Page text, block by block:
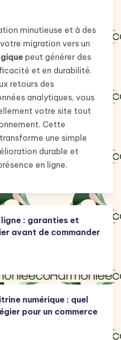
minutieuse et à des
migration vers un
peut générer des
et en durabilité.
retours des
analytiques, vous
votre site tout
Cette
une simple
durable et
en ligne.
: garanties et
avant de commander
numérique : quel
pour un commerce